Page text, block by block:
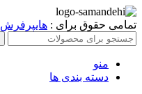
تمامی حقوق برای : هایپرفرش
منو
دسته بندی ها